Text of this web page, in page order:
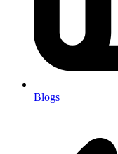
Blogs